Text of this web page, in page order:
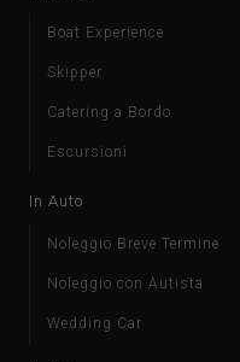
Boat Experience
Skipper
Catering a Bordo
Escursioni
In Auto
Noleggio Breve Termine
Noleggio con Autista
Wedding Car